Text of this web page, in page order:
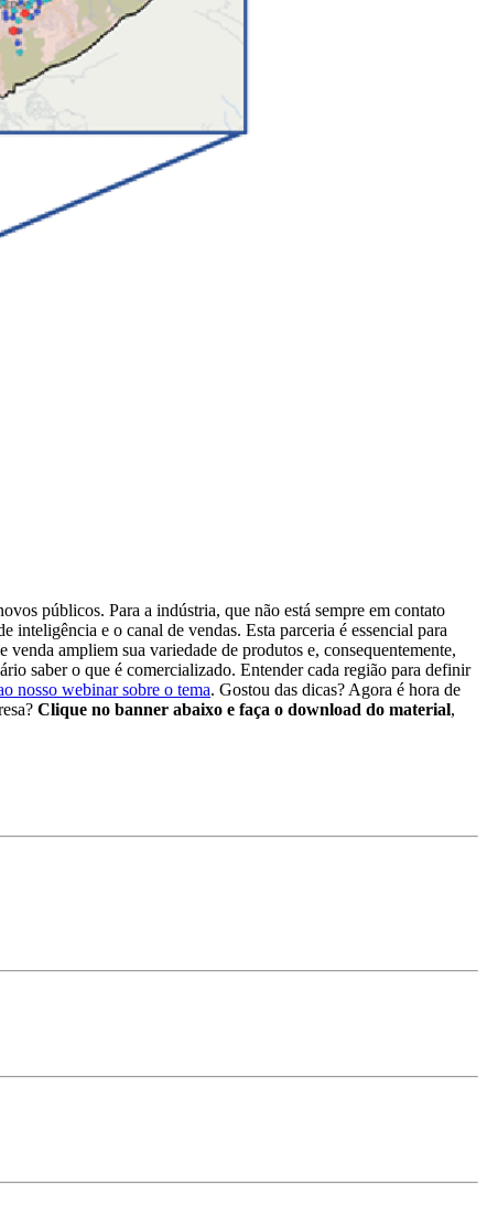
públicos. Para a indústria, que não está sempre em contato
inteligência e o canal de vendas. Esta parceria é essencial para
ampliem sua variedade de produtos e, consequentemente,
saber o que é comercializado. Entender cada região para definir
nosso webinar sobre o tema. Gostou das dicas? Agora é hora de
Clique no banner abaixo e faça o download do material,